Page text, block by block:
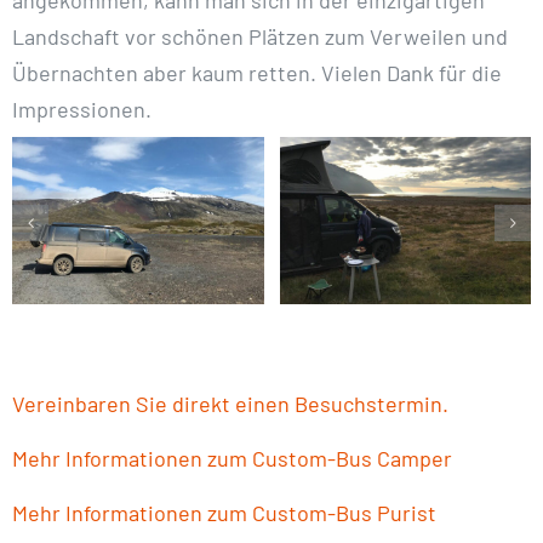
Landschaft vor schönen Plätzen zum Verweilen und
Übernachten aber kaum retten. Vielen Dank für die
Impressionen.
Vereinbaren Sie direkt einen Besuchstermin.
Mehr Informationen zum Custom-Bus Camper
Mehr Informationen zum Custom-Bus Purist